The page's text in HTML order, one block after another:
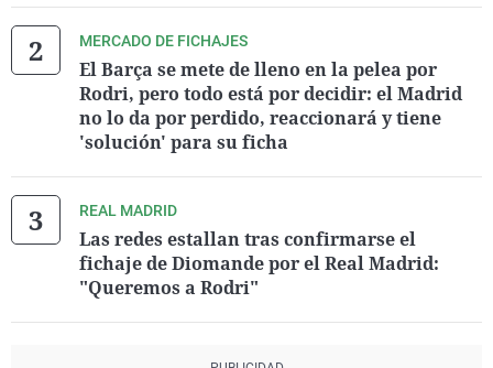
MERCADO DE FICHAJES
El Barça se mete de lleno en la pelea por
Rodri, pero todo está por decidir: el Madrid
no lo da por perdido, reaccionará y tiene
'solución' para su ficha
REAL MADRID
Las redes estallan tras confirmarse el
fichaje de Diomande por el Real Madrid:
"Queremos a Rodri"